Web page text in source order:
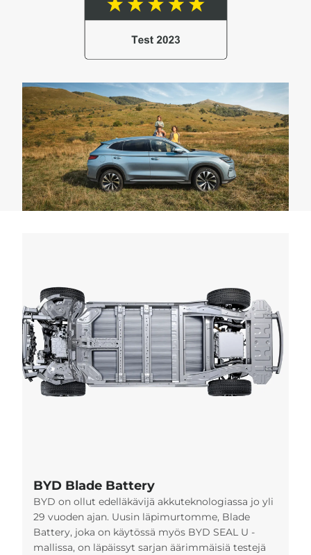
BYD Blade Battery
BYD on ollut edelläkävijä akkuteknologiassa jo yli
29 vuoden ajan. Uusin läpimurtomme, Blade
Battery, joka on käytössä myös BYD SEAL U -
mallissa, on läpäissyt sarjan äärimmäisiä testejä